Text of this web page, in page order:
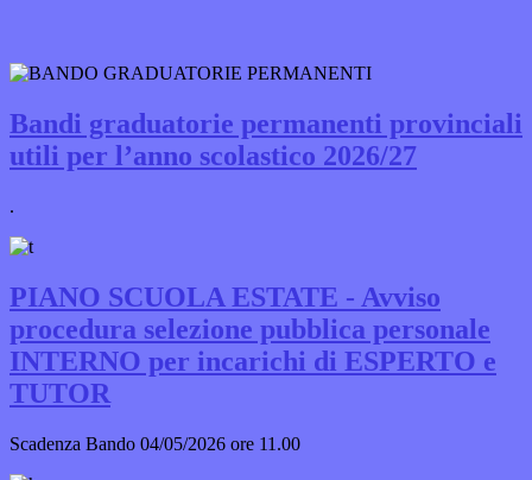
Bandi graduatorie permanenti provinciali
utili per l’anno scolastico 2026/27
.
PIANO SCUOLA ESTATE - Avviso
procedura selezione pubblica personale
INTERNO per incarichi di ESPERTO e
TUTOR
Scadenza Bando 04/05/2026 ore 11.00